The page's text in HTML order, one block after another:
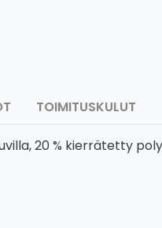
TOIMITUSKULUT
20 % kierrätetty